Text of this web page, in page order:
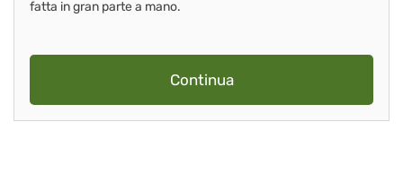
fatta in gran parte a mano.
Continua